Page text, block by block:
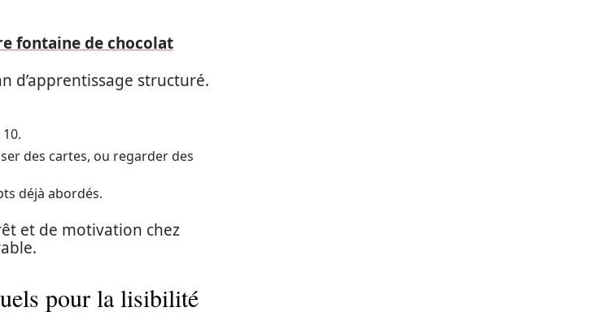
fontaine de chocolat
d’apprentissage structuré.
des cartes, ou regarder des
déjà abordés.
et de motivation chez
pour la lisibilité